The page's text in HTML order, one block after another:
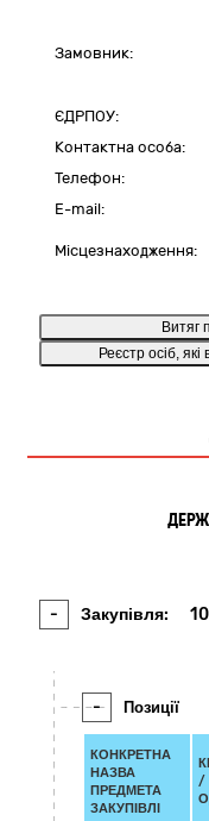
Замовник:
ЄДРПОУ:
Контактна особа:
Телефон:
E-mail:
Місцезнаходження:
Витяг
Реєстр осіб,
- Закупівля:
- Позиції
КОНКРЕТНА
НАЗВА
ПРЕДМЕТА
ЗАКУПІВЛІ
/